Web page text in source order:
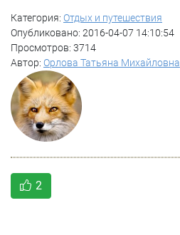
Категория: Отдых и путешествия
Опубликовано: 2016-04-07 14:10:54
Просмотров: 3714
Автор: Орлова Татьяна Михайловна
2